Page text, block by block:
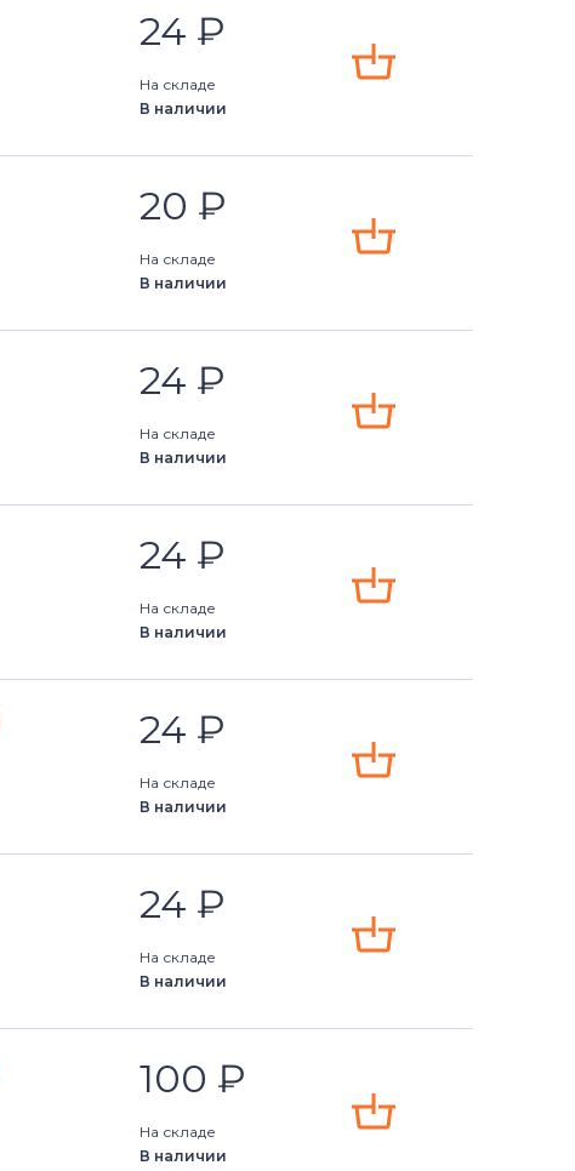
24 ₽
На складе
В наличии
20 ₽
На складе
В наличии
24 ₽
На складе
В наличии
24 ₽
На складе
В наличии
24 ₽
На складе
В наличии
24 ₽
На складе
В наличии
100 ₽
На складе
В наличии